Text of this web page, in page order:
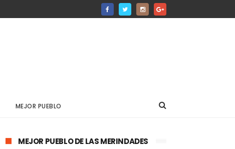
MEJOR PUEBLO
MEJOR PUEBLO DE LAS MERINDADES